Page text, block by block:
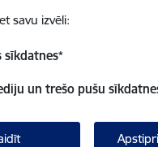
savu izvēli:
sīkdatnes*
un trešo pušu